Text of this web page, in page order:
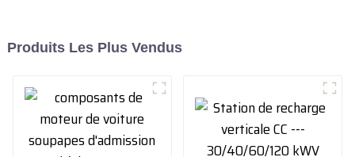
Produits Les Plus Vendus